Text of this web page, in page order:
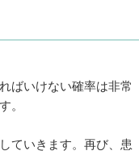
ばいけない確率は非常
。
ていきます。再び、患